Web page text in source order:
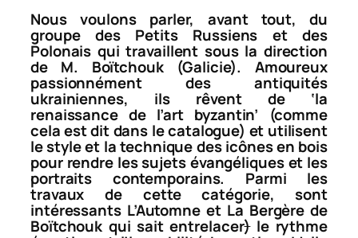
Nous voulons parler, avant tout, du
groupe des Petits Russiens et des
Polonais qui travaillent sous la direction
de M. Boïtchouk (Galicie). Amoureux
passionnément des antiquités
ukrainiennes, ils rêvent de ‘la
renaissance de l’art byzantin’ (comme
cela est dit dans le catalogue) et utilisent
le style et la technique des icônes en bois
pour rendre les sujets évangéliques et les
portraits contemporains. Parmi les
travaux de cette catégorie, sont
intéressants L’Automne et La Bergère de
Boïtchouk qui sait entrelacer)le rythme